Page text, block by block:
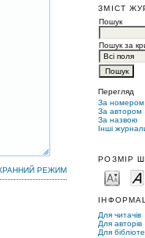
ЗМІСТ
Пошук
Пошук за
Перегляд
За номером
За автором
За назвою
Інші
РОЗМІР
Для читачів
Для авторів
Для
РЕЖИМ